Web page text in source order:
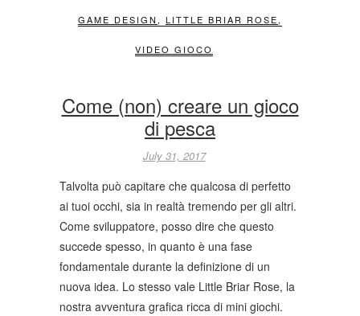
GAME DESIGN , LITTLE BRIAR ROSE,
VIDEO GIOCO
Come (non) creare un gioco
di pesca
July 31, 2017
Talvolta può capitare che qualcosa di perfetto
ai tuoi occhi, sia in realtà tremendo per gli altri.
Come sviluppatore, posso dire che questo
succede spesso, in quanto è una fase
fondamentale durante la definizione di un
nuova idea. Lo stesso vale Little Briar Rose, la
nostra avventura grafica ricca di mini giochi.